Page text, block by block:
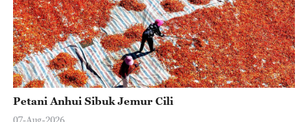
Petani Anhui Sibuk Jemur Cili